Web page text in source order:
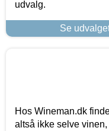
udvalg.
Se
Hos Wineman.dk
altså ikke selve